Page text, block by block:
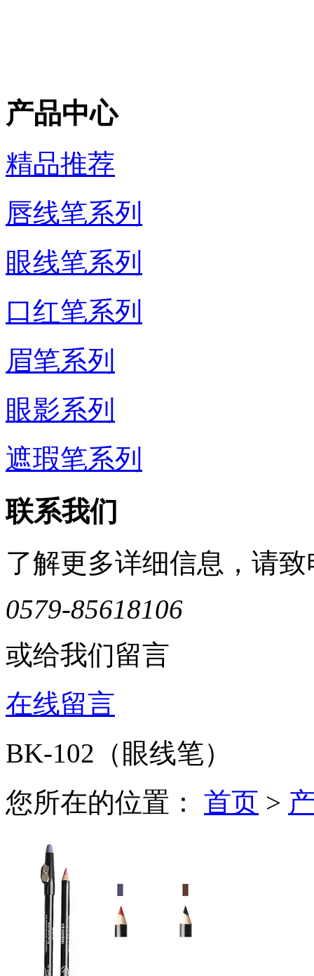
产品中心
精品推荐
唇线笔系列
眼线笔系列
口红笔系列
眉笔系列
眼影系列
遮瑕笔系列
联系我们
了解更多详细信息，请致
0579-85618106
或给我们留言
在线留言
BK-102（眼线笔）
您所在的位置： 首页 >